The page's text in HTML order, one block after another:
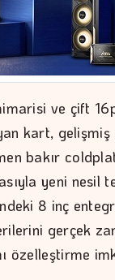
ve çift
kart, gelişmiş
bakır
yeni nesil
8 inç
gerçek
özelleştirme